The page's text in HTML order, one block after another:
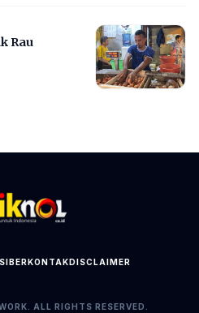
Rau
KONTAKDISCLAIMER
ALL RIGHTS RESERVED.